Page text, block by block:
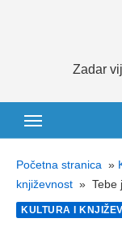
Zadar
Početna stranica »
književnost » Tebe
KULTURA I